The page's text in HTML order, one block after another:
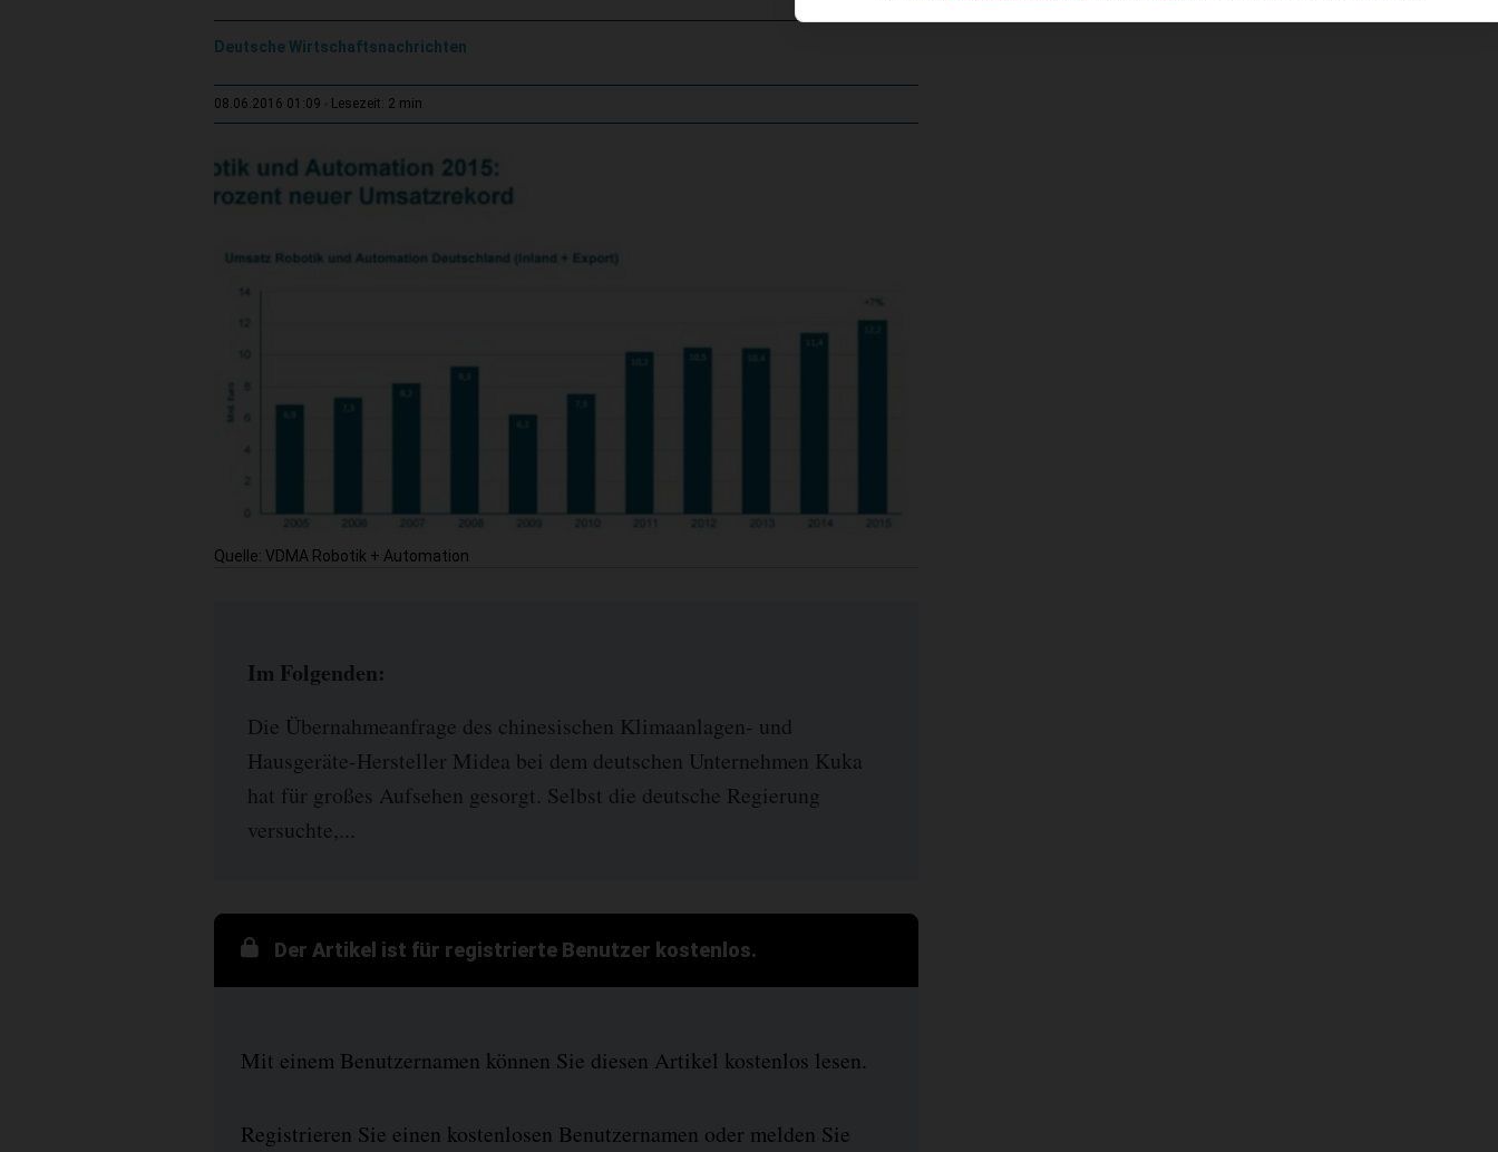
Deutsche Wirtschaftsnachrichten
08.06.2016 01:09 Lesezeit: 2 min
Quelle: VDMA Robotik + Automation
Im Folgenden:
Die Übernahmeanfrage des chinesischen Klimaanlagen- und
Hausgeräte-Hersteller Midea bei dem deutschen Unternehmen Kuka
hat für großes Aufsehen gesorgt. Selbst die deutsche Regierung
versuchte,...
Der Artikel ist für registrierte Benutzer kostenlos.
Mit einem Benutzernamen können Sie diesen Artikel kostenlos lesen.
Registrieren Sie einen kostenlosen Benutzernamen oder melden Sie